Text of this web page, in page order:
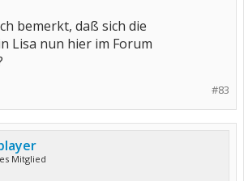
bemerkt, daß sich die
Lisa nun hier im Forum
#83
Mitglied